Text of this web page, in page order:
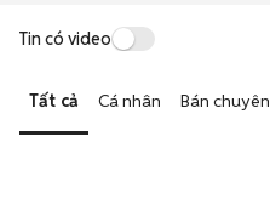
Tin có video
Tất cả Cá nhân Bán chuyên